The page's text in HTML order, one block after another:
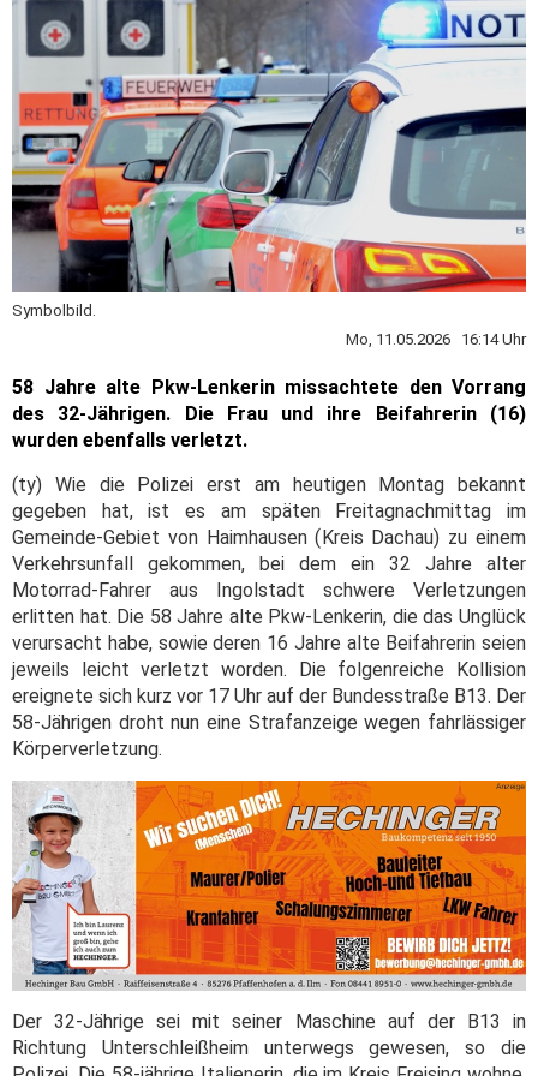
Symbolbild.
Mo, 11.05.2026 16:14 Uhr
58 Jahre alte Pkw-Lenkerin missachtete den Vorrang
des 32-Jährigen. Die Frau und ihre Beifahrerin (16)
wurden ebenfalls verletzt.
(ty) Wie die Polizei erst am heutigen Montag bekannt
gegeben hat, ist es am späten Freitagnachmittag im
Gemeinde-Gebiet von Haimhausen (Kreis Dachau) zu einem
Verkehrsunfall gekommen, bei dem ein 32 Jahre alter
Motorrad-Fahrer aus Ingolstadt schwere Verletzungen
erlitten hat. Die 58 Jahre alte Pkw-Lenkerin, die das Unglück
verursacht habe, sowie deren 16 Jahre alte Beifahrerin seien
jeweils leicht verletzt worden. Die folgenreiche Kollision
ereignete sich kurz vor 17 Uhr auf der Bundesstraße B13. Der
58-Jährigen droht nun eine Strafanzeige wegen fahrlässiger
Körperverletzung.
Der 32-Jährige sei mit seiner Maschine auf der B13 in
Richtung Unterschleißheim unterwegs gewesen, so die